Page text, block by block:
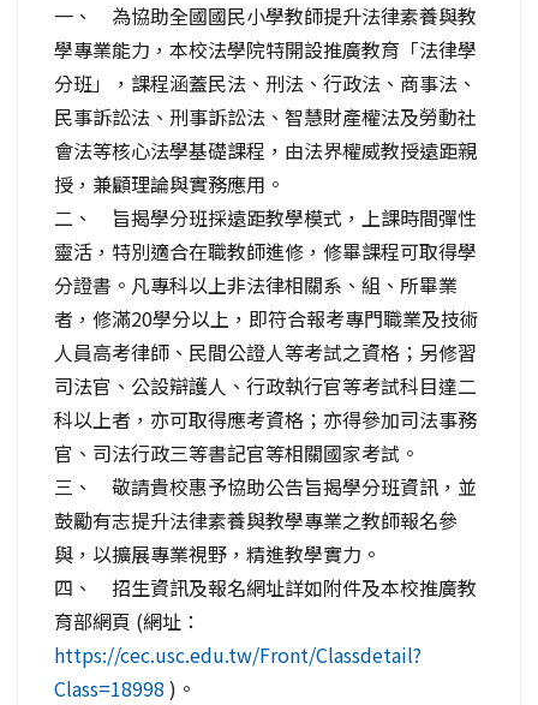
一、 為協助全國國民小學教師提升法律素養與教
學專業能力，本校法學院特開設推廣教育「法律學
分班」，課程涵蓋民法、刑法、行政法、商事法、
民事訴訟法、刑事訴訟法、智慧財產權法及勞動社
會法等核心法學基礎課程，由法界權威教授遠距親
授，兼顧理論與實務應用。
二、 旨揭學分班採遠距教學模式，上課時間彈性
靈活，特別適合在職教師進修，修畢課程可取得學
分證書。凡專科以上非法律相關系、組、所畢業
者，修滿20學分以上，即符合報考專門職業及技術
人員高考律師、民間公證人等考試之資格；另修習
司法官、公設辯護人、行政執行官等考試科目達二
科以上者，亦可取得應考資格；亦得參加司法事務
官、司法行政三等書記官等相關國家考試。
三、 敬請貴校惠予協助公告旨揭學分班資訊，並
鼓勵有志提升法律素養與教學專業之教師報名參
與，以擴展專業視野，精進教學實力。
四、 招生資訊及報名網址詳如附件及本校推廣教
育部網頁 (網址：
https://cec.usc.edu.tw/Front/Classdetail?
Class=18998 )。